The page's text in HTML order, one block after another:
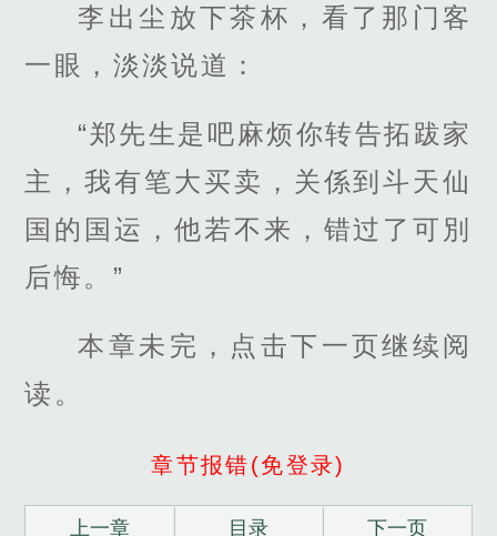
李出尘放下茶杯，看了那门客
一眼，淡淡说道：
“郑先生是吧麻烦你转告拓跋家
主，我有笔大买卖，关係到斗天仙
国的国运，他若不来，错过了可別
后悔。”
本章未完，点击下一页继续阅
读。
章节报错(免登录)
上一章 目录 下一页